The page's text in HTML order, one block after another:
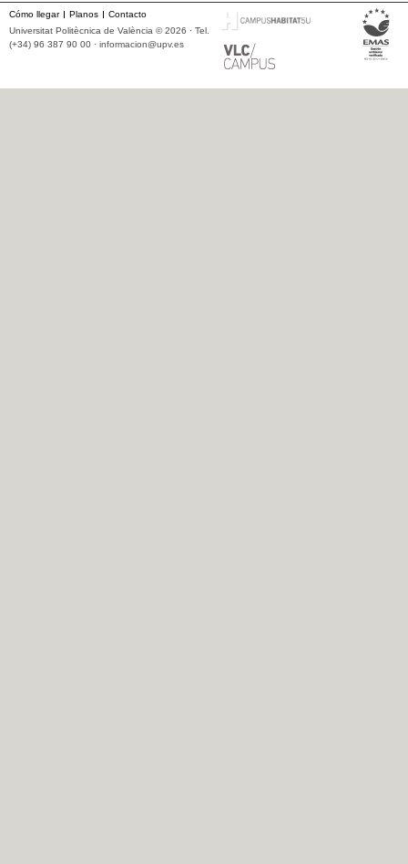
Cómo llegar Planos
Contacto
Universitat Politècnica de València © 2026 · Tel.
(+34) 96 387 90 00 · informacion@upv.es